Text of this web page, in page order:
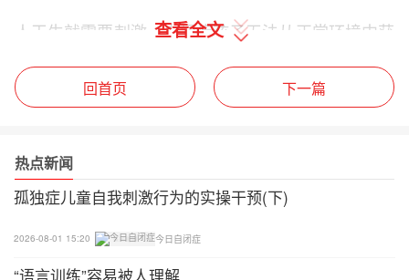
人天生就需要刺激。自闭症孩子无法从正常环境中获
美国做过一个非常著名的实验：
颜色，只提供水和食物，这些上面也没有任何内容。
一天以后这个人就选择终止实验。
因为这个人身体和心理同时出现了不能承受这个环境
的反应。这个实验也告诉我们，刺激对人是必要的。
查看全文
回首页 下一篇
热点新闻
孤独症儿童自我刺激行为的实操干预(下)
2026-08-01 15:20 今日自闭症
“语言训练”容易被人理解